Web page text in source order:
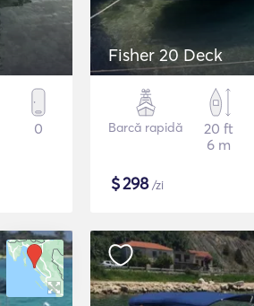
0
Fisher 20 Deck
Barcă rapidă
20 ft
6 m
$298/zi